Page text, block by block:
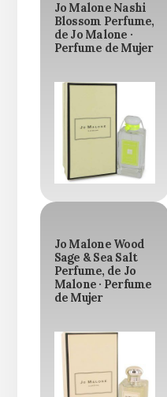
Jo Malone Nashi
Blossom Perfume,
de Jo Malone ·
Perfume de Mujer
Jo Malone Wood
Sage & Sea Salt
Perfume, de Jo
Malone · Perfume
de Mujer